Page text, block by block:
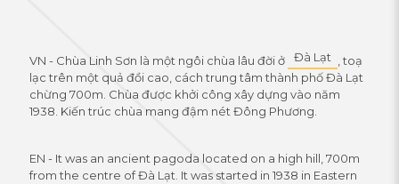
VN - Chùa Linh Sơn là một ngôi chùa lâu đời ở Đà Lạt
, toạ
lạc trên một quả đồi cao, cách trung tâm thành phố Đà Lạt
chừng 700m. Chùa được khởi công xây dựng vào năm
1938. Kiến trúc chùa mang đậm nét Đông Phương.
EN - It was an ancient pagoda located on a high hill, 700m
from the centre of Đà Lạt. It was started in 1938 in Eastern